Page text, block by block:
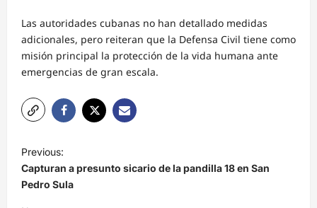
Las autoridades cubanas no han detallado medidas
adicionales, pero reiteran que la Defensa Civil tiene como
misión principal la protección de la vida humana ante
emergencias de gran escala.
N
a
v
Previous:
Capturan a presunto sicario de la pandilla 18 en San
Pedro Sula